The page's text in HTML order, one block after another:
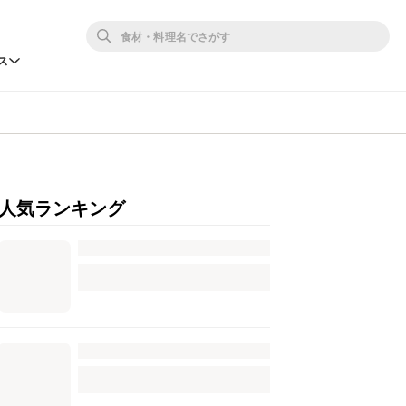
人気ランキング